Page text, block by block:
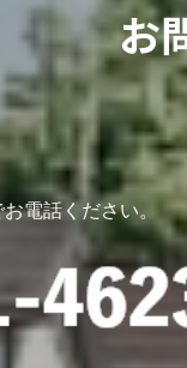
お
電話ください。